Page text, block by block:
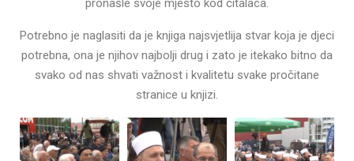
pronašle svoje mjesto kod čitalaca.
Potrebno je naglasiti da je knjiga najsvjetlija stvar koja je djeci
potrebna, ona je njihov najbolji drug i zato je itekako bitno da
svako od nas shvati važnost i kvalitetu svake pročitane
stranice u knjizi.